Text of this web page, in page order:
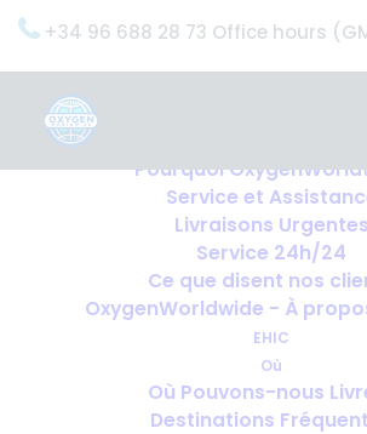
+34 96 688 28 73 Office hours
OxygenWorldwide (Ce que
Pourquoi
Service et
Livraisons Urgentes
Service 24h/24
Ce que disent nos
OxygenWorldwide - À
EHIC
Où
Où Pouvons-nous
Destinations